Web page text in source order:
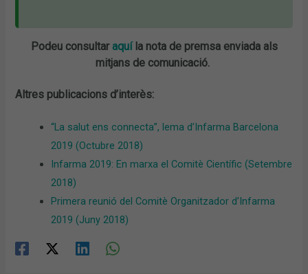
Podeu consultaraquíla nota de premsa enviada als
mitjans de comunicació.
Altres publicacions d’interès:
“La salut ens connecta”, lema d’Infarma Barcelona
2019 (Octubre 2018)
Infarma 2019: En marxa el Comitè Científic (Setembre
2018)
Primera reunió del Comitè Organitzador d’Infarma
2019 (Juny 2018)